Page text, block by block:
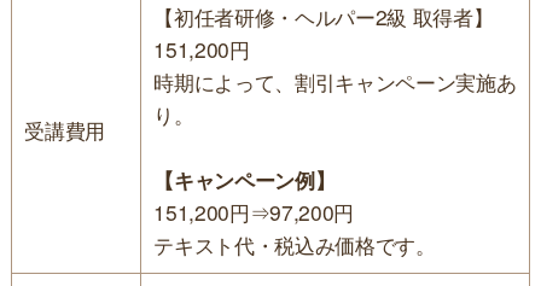
受講費用
【初任者研修・ヘルパー2級 取得者】
151,200円
時期によって、割引キャンペーン実施あ
り。
【キャンペーン例】
151,200円⇒97,200円
テキスト代・税込み価格です。